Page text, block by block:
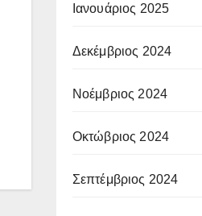
Ιανουάριος 2025
Δεκέμβριος 2024
Νοέμβριος 2024
Οκτώβριος 2024
Σεπτέμβριος 2024